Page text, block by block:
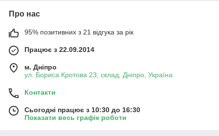
Про нас
95% позитивних з 21 відгука за рік
Працює з 22.09.2014
м. Дніпро
ул. Бориса Кротова 23, склад, Дніпро, Україна
Контакти
Сьогодні працює з 10:30 до 16:30
Показати весь графік роботи